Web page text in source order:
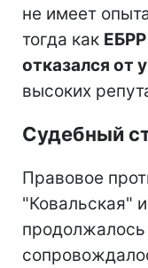
не имеет
тогда как
отказался от
высоких
Судебный
Правовое
"Ковальская"
продолжалось